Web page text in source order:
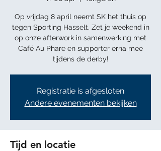
Op vrijdag 8 april neemt SK het thuis op
tegen Sporting Hasselt. Zet je weekend in
op onze afterwork in samenwerking met
Café Au Phare en supporter erna mee
tijdens de derby!
Registratie is afgesloten
Andere evenementen bekijken
Tijd en locatie